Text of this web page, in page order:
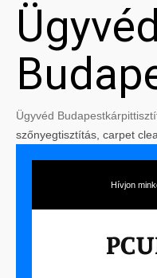
Ügyvéd
Ügyvéd Budapest
szőnyegtisztítás, carpet
Hívjon